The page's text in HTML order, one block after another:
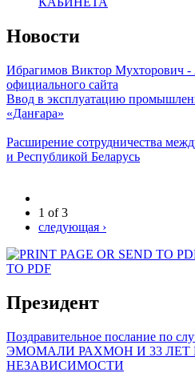
Новости
Ибрагимов Виктор Мухторович -
официального сайта
Ввод в эксплуатацию
«Данғара»
Расширение сотрудничества
и Республикой Беларусь
1 of 3
следующая ›
TO PDF
Президент
Поздравительное послание по
ЭМОМАЛИ РАХМОН И 33 ЛЕТ
НЕЗАВИСИМОСТИ